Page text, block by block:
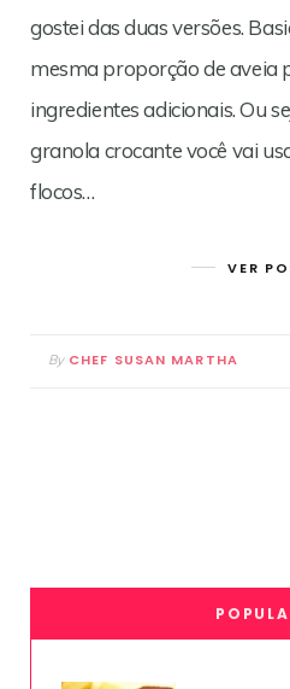
gostei das duas versões.
mesma proporção de aveia
ingredientes adicionais. Ou
granola crocante você vai
flocos…
VER
By CHEF SUSAN MARTHA